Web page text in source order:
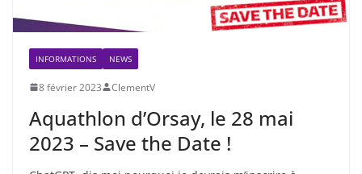
INFORMATIONS NEWS
8 février 2023 ClementV
Aquathlon d’Orsay, le 28 mai
2023 – Save the Date !